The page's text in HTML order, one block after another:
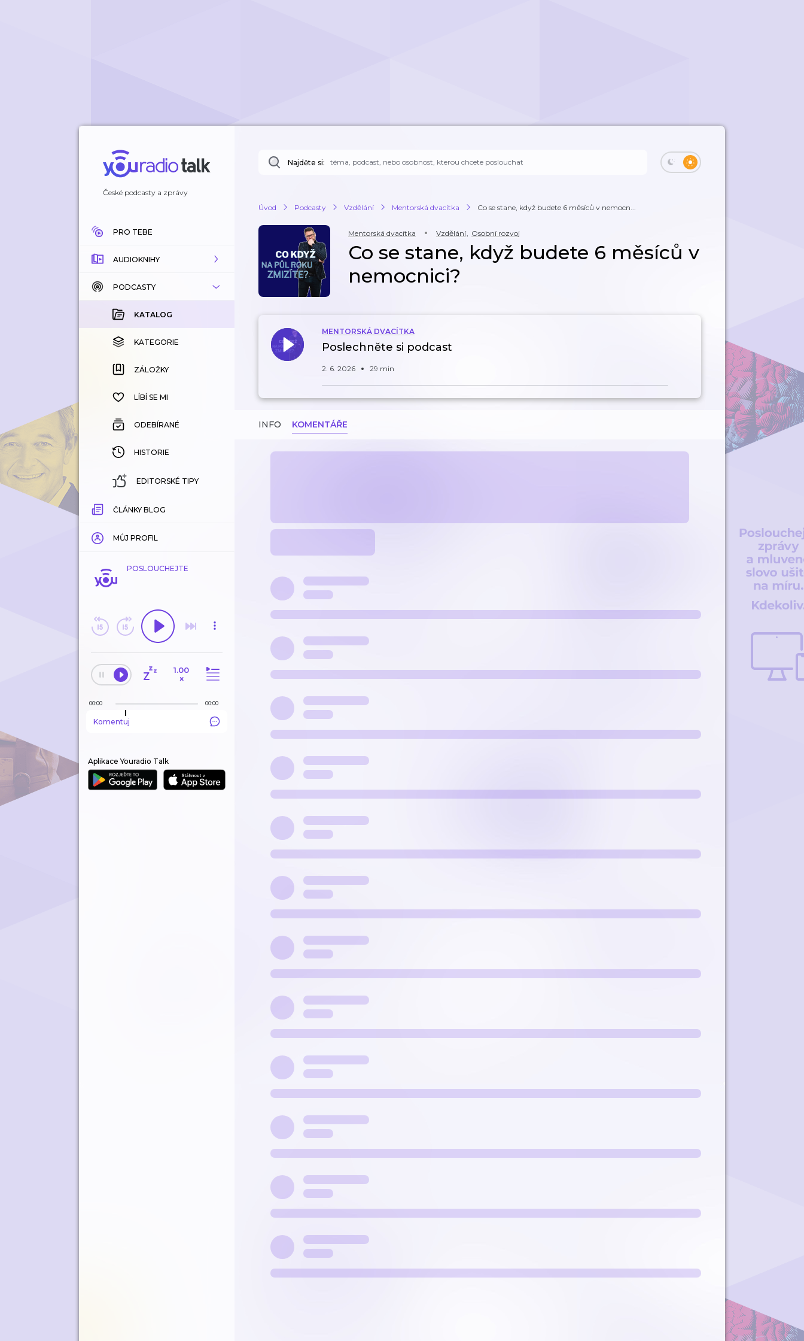
České podcasty a zprávy
PRO TEBE
AUDIOKNIHY
KATALOG
KOUPENÉ
KATEGORIE
ZÁLOŽKY
HISTORIE
PODCASTY
KATALOG
KATEGORIE
ZÁLOŽKY
LÍBÍ SE MI
ODEBÍRANÉ
HISTORIE
EDITORSKÉ TIPY
ČLÁNKY BLOG
MŮJ PROFIL
POSLOUCHEJTE
1.00
×
00:00 00:00
Komentuj
Aplikace Youradio Talk
Najděte si:
Úvod Podcasty Vzdělání Mentorská dvacítka Co se stane, když budete 6 měsíců v nemocn...
Mentorská dvacítka Vzdělání, Osobní rozvoj
Co se stane, když budete 6 měsíců v
nemocnici?
MENTORSKÁ DVACÍTKA
Poslechněte si podcast
2. 6. 2026 29 min
INFO KOMENTÁŘE